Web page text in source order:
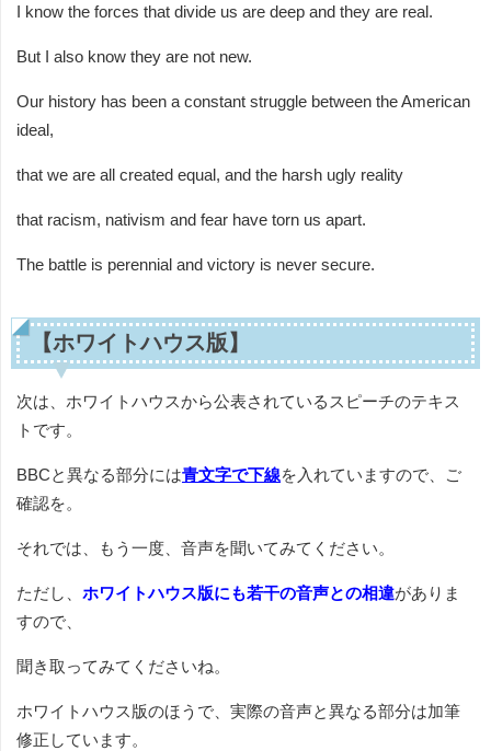
I know the forces that divide us are deep and they are real.
But I also know they are not new.
Our history has been a constant struggle between the American
ideal,
that we are all created equal, and the harsh ugly reality
that racism, nativism and fear have torn us apart.
The battle is perennial and victory is never secure.
【ホワイトハウス版】
次は、ホワイトハウスから公表されているスピーチのテキス
トです。
BBCと異なる部分には青文字で下線を入れていますので、ご
確認を。
それでは、もう一度、音声を聞いてみてください。
ただし、 ホワイトハウス版にも若干の音声との相違がありま
すので、
聞き取ってみてくださいね。
ホワイトハウス版のほうで、実際の音声と異なる部分は加筆
修正しています。